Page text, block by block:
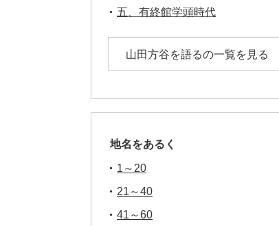
五、有終館学頭時代
山田方谷を語るの一覧を見る
地名をあるく
1～20
21～40
41～60